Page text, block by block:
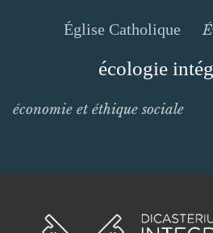
Église Catholique
écologie
économie et éthique sociale